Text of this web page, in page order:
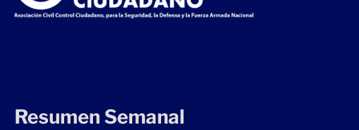
Resumen Semanal